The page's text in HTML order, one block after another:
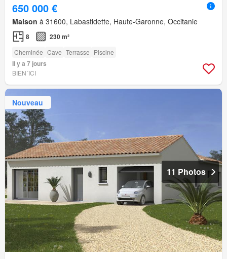
650 000 €
Maison à 31600, Labastidette, Haute-Garonne, Occitanie
8 230 m²
Cheminée Cave Terrasse Piscine
Il y a 7 jours
BIEN´ICI
Nouveau
11 Photos